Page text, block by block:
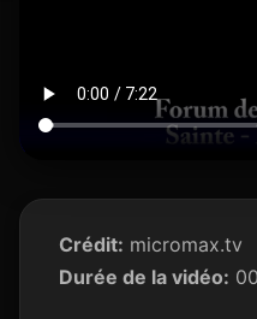
Crédit: micromax.tv
Durée de la vidéo: